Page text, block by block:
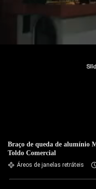
Braço de queda de alumínio
Toldo Comercial
Áreos de janelas retráteis